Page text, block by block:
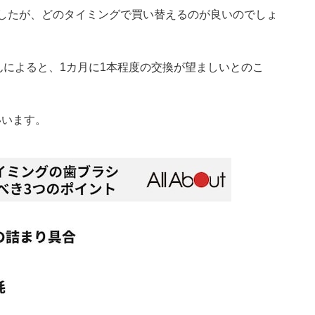
が、どのタイミングで買い替えるのが良いのでしょ
よると、1カ月に1本程度の交換が望ましいとのこ
ます。